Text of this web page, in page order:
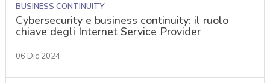
BUSINESS CONTINUITY
Cybersecurity e business continuity: il ruolo
chiave degli Internet Service Provider
06 Dic 2024